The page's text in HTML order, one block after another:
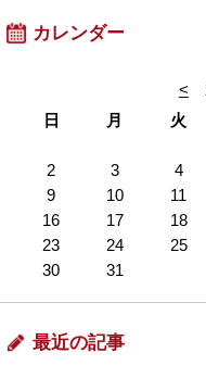
カレンダー
<
日
月 火
2
3 4
9
10 11
16
17 18
23
24 25
30
31
最近の記事